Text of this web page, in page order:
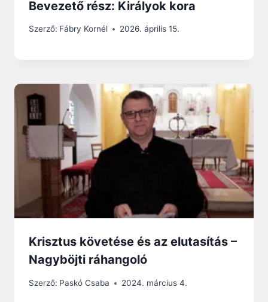
Bevezető rész: Királyok kora
Szerző: Fábry Kornél 2026. április 15.
Krisztus követése és az elutasítás –
Nagyböjti ráhangoló
Szerző: Paskó Csaba 2024. március 4.